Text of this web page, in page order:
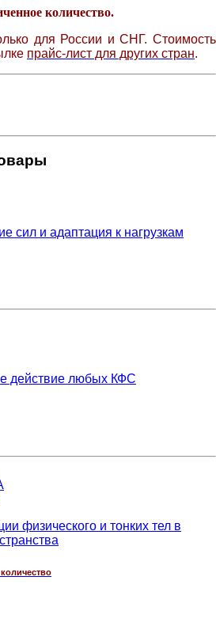
количество.
для России и СНГ. Стоимость
прайс-лист для других стран.
сил и адаптация к нагрузкам
действие любых КФС
физического и тонких тел в